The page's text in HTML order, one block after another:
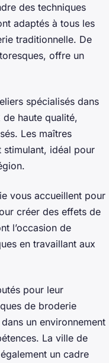
des techniques
adaptés à tous les
traditionnelle. De
offre un
spécialisés dans
haute qualité,
Les maîtres
stimulant, idéal pour
vous accueillent pour
créer des effets de
l’occasion de
en travaillant aux
pour leur
de broderie
un environnement
La ville de
un cadre